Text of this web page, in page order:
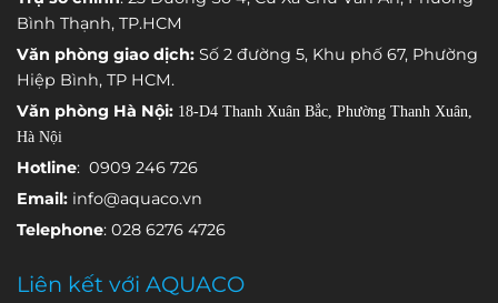
cảm biến
việc theo dõi
một thông
số môi
nhau.
trình vận
Bình Thạnh, TP.HCM
Văn phòng giao dịch: Số 2 đường 5, Khu phố 67, Phường
Hiệp Bình, TP HCM.
Văn phòng Hà Nội: 18-D4 Thanh Xuân Bắc, Phường Thanh Xuân,
Hà Nội
Hotline: 0909 246 726
Email: info@aquaco.vn
Telephone: 028 6276 4726
Liên kết với AQUACO